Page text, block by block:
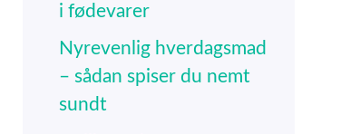
i fødevarer
Nyrevenlig hverdagsmad
– sådan spiser du nemt
sundt